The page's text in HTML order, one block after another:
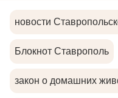
новости
Блокнот Ставрополь
закон о домашних